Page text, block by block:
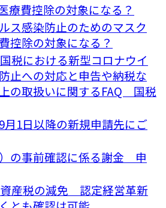
療費控除の対象になる？
ス感染防止のためのマスク
除の対象になる？
税における新型コロナウイ
止への対応と申告や納税な
の取扱いに関するFAQ 国税
1日以降の新規申請先にご
の事前確認に係る謝金 申
産税の減免 認定経営革新